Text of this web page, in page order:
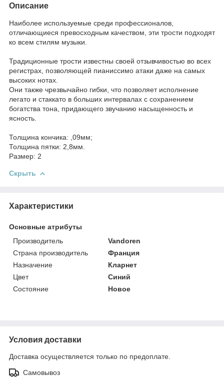
Описание
Наиболее используемые среди профессионалов,
отличающиеся превосходным качеством, эти трости подходят
ко всем стилям музыки.
Традиционные трости известны своей отзывчивостью во всех
регистрах, позволяющей пианиссимо атаки даже на самых
высоких нотах.
Они также чрезвычайно гибки, что позволяет исполнение
легато и стаккато в больших интервалах с сохранением
богатства тона, придающего звучанию насыщенность и
ясность.
Толщина кончика: ,09мм;
Толщина пятки: 2,8мм.
Размер: 2
Скрыть
Характеристики
Основные атрибуты
Производитель
Vandoren
Страна производитель
Франция
Назначение
Кларнет
Цвет
Синий
Состояние
Новое
Условия доставки
Доставка осуществляется только по предоплате.
Самовывоз